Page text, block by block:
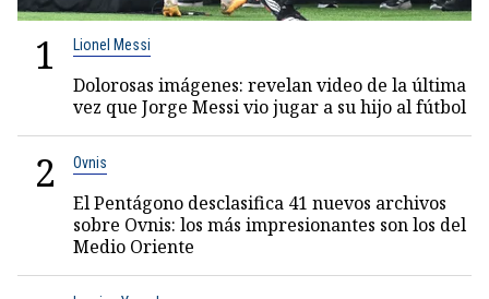
1 Lionel Messi
Dolorosas imágenes: revelan video de la última
vez que Jorge Messi vio jugar a su hijo al fútbol
2 Ovnis
El Pentágono desclasifica 41 nuevos archivos
sobre Ovnis: los más impresionantes son los del
Medio Oriente